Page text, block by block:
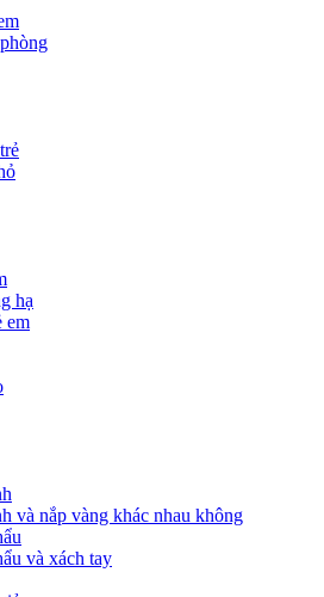
hạ
em
và nắp vàng khác nhau không
và xách tay